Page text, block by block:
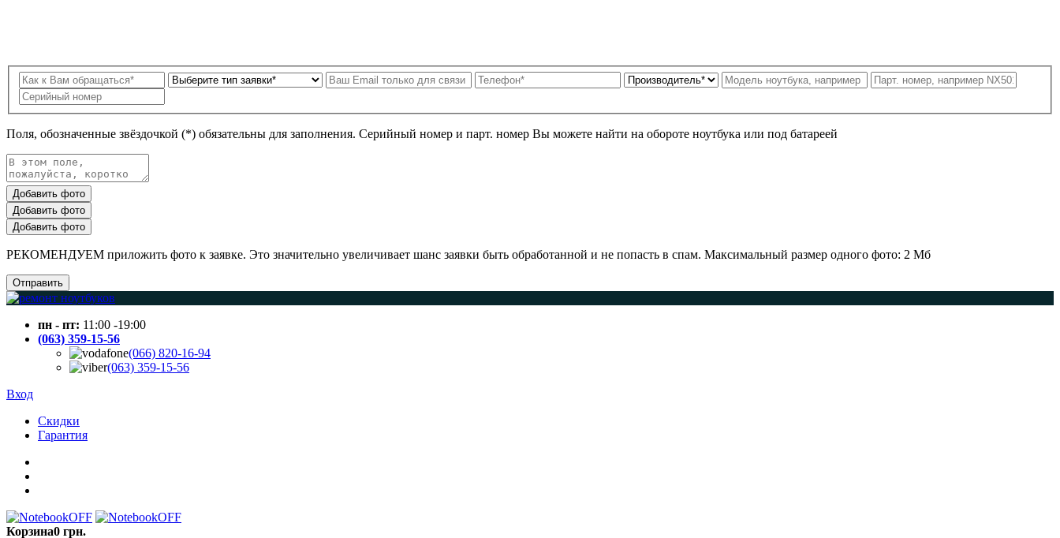
Поля, обозначенные звёздочкой (*) обязательны для заполнения. Серийный номер и парт. номер Вы можете найти на обороте ноутбука или под батареей
Добавить фото
Добавить фото
Добавить фото
РЕКОМЕНДУЕМ приложить фото к заявке. Это значительно увеличивает шанс заявки быть обработанной и не попасть в спам. Максимальный размер одного фото: 2 Мб
Отправить
пн - пт: 11:00 -19:00
(063) 359-15-56
(066) 820-16-94
(063) 359-15-56
Вход
Скидки
Гарантия
Корзина0 грн.